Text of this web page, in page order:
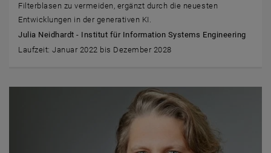
Filterblasen zu vermeiden, ergänzt durch die neuesten
Entwicklungen in der generativen KI.
Julia Neidhardt - Institut für Information Systems Engineering
Laufzeit: Januar 2022 bis Dezember 2028